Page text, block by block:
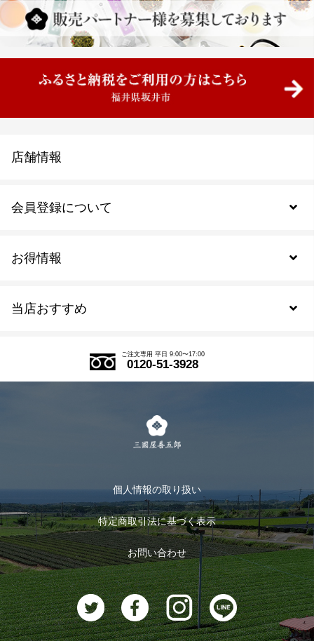
当店おすすめ
式部の香りシリーズ
お茶のギフト
おすすめのお茶
お茶に合うスイーツ
お得情報
会員登録について
会員規約について
ログイン
ログアウト
店舗情報
ご注文専用 平日 9:00〜17:00
0120-51-3928
個人情報の取り扱い
特定商取引法に基づく表示
お問い合わせ